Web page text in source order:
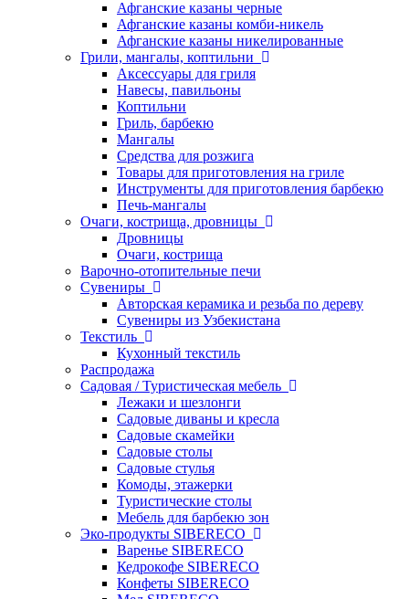
Афганские казаны черные
Афганские казаны комби-никель
Афганские казаны никелированные
Грили, мангалы, коптильни
Аксессуары для гриля
Навесы, павильоны
Коптильни
Гриль, барбекю
Мангалы
Средства для розжига
Товары для приготовления на гриле
Инструменты для приготовления барбекю
Печь-мангалы
Очаги, кострища, дровницы
Дровницы
Очаги, кострища
Варочно-отопительные печи
Сувениры
Авторская керамика и резьба по дереву
Сувениры из Узбекистана
Текстиль
Кухонный текстиль
Распродажа
Садовая / Туристическая мебель
Лежаки и шезлонги
Садовые диваны и кресла
Садовые скамейки
Садовые столы
Садовые стулья
Комоды, этажерки
Туристические столы
Мебель для барбекю зон
Эко-продукты SIBERECO
Варенье SIBERECO
Кедрокофе SIBERECO
Конфеты SIBERECO